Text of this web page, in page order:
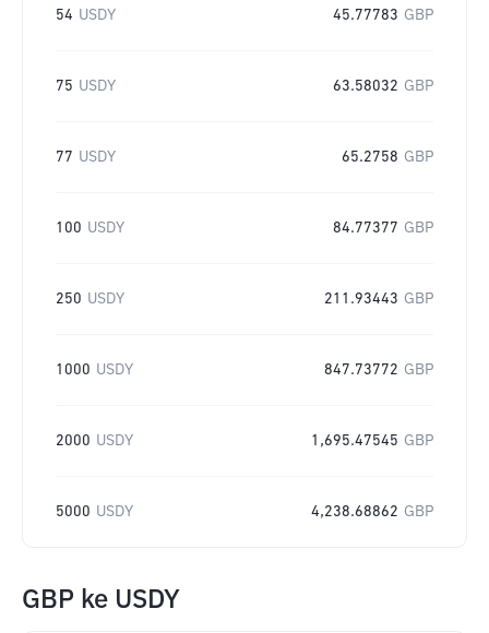
54 USDY 45.77783 GBP
75 USDY 63.58032 GBP
77 USDY 65.2758 GBP
100 USDY 84.77377 GBP
250 USDY 211.93443 GBP
1000 USDY 847.73772 GBP
2000 USDY 1,695.47545 GBP
5000 USDY 4,238.68862 GBP
GBP ke USDY